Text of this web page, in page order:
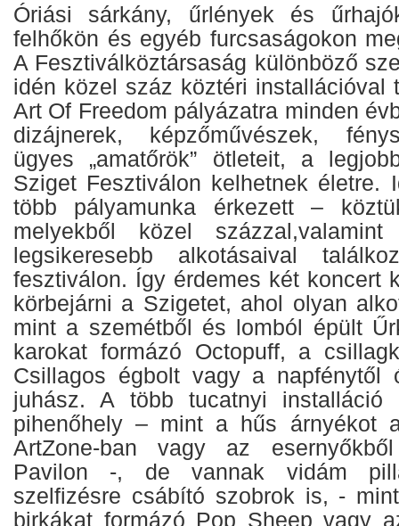
Óriási sárkány, űrlények és
felhőkön és egyéb furcsaságokon
A Fesztiválköztársaság különböző
idén közel száz köztéri installációval
Art Of Freedom pályázatra minden
dizájnerek, képzőművészek,
ügyes „amatőrök” ötleteit, a
Sziget Fesztiválon kelhetnek életre.
több pályamunka érkezett –
melyekből közel
legsikeresebb alkotásaival
fesztiválon. Így érdemes két koncert
körbejárni a Szigetet, ahol olyan
mint a szemétből és lomból épült
karokat formázó Octopuff, a
Csillagos égbolt vagy a napfénytől
juhász. A több tucatnyi installáció
pihenőhely – mint a hűs árnyékot
ArtZone-ban vagy az
Pavilon -, de vannak vidám
szelfizésre csábító szobrok is, -
birkákat formázó Pop Sheep vagy